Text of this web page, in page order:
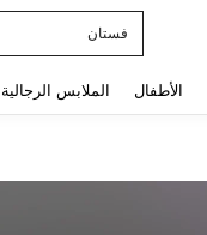
فستان
الأطفال الملابس الرجالية